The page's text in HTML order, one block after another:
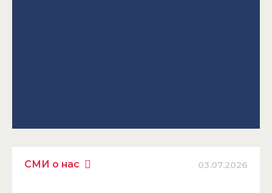
СМИ о нас 03.07.2026